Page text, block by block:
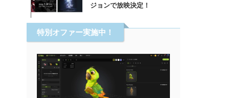
ジョンで放映決定！
特別オファー実施中！